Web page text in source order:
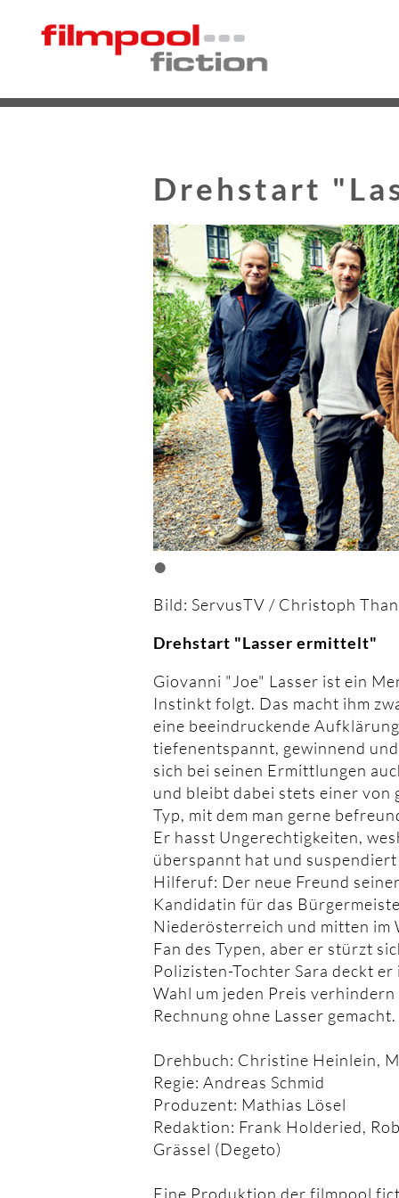
Drehstart
•
Bild: ServusTV / Christoph
Drehstart "Lasser ermittelt"
Giovanni "Joe" Lasser ist ein
Instinkt folgt. Das macht ihm
eine beeindruckende
tiefenentspannt, gewinnend
sich bei seinen Ermittlungen
und bleibt dabei stets einer von
Typ, mit dem man gerne
Er hasst Ungerechtigkeiten,
überspannt hat und
Hilferuf: Der neue Freund
Kandidatin für das
Niederösterreich und mitten im
Fan des Typen, aber er stürzt
Polizisten-Tochter Sara deckt
Wahl um jeden Preis
Rechnung ohne Lasser gemacht.
Drehbuch: Christine Heinlein,
Regie: Andreas Schmid
Produzent: Mathias Lösel
Redaktion: Frank Holderied,
Grässel (Degeto)
Eine Produktion der filmpool